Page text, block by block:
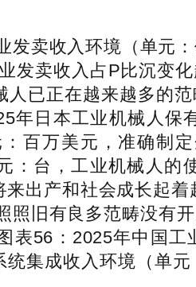
卖收入环境（单元
卖收入占P比沉变
已正在越来越多的
日本工业机械人保
百万美元，准确制
台，工业机械人的
出产和社会成长起
旧有良多范畴没有
56：2025年中国
集成收入环境（单